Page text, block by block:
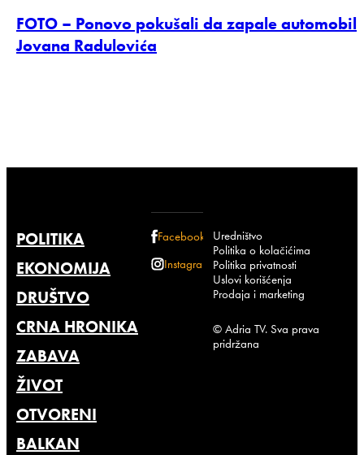
FOTO – Ponovo pokušali da zapale automobil
Jovana Radulovića
POLITIKA
EKONOMIJA
DRUŠTVO
CRNA HRONIKA
ZABAVA
ŽIVOT
OTVORENI
BALKAN
Facebook
Instagram
Uredništvo
Politika o kolačićima
Politika privatnosti
Uslovi korišćenja
Prodaja i marketing
© Adria TV. Sva prava
pridržana